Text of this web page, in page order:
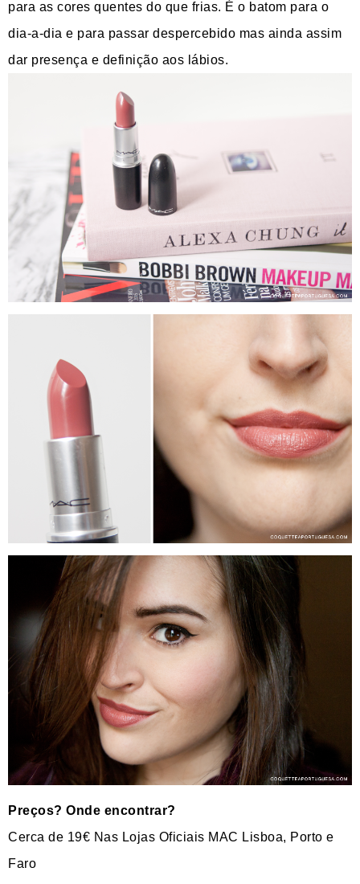
para as cores quentes do que frias. É o batom para o
dia-a-dia e para passar despercebido mas ainda assim
dar presença e definição aos lábios.
Preços? Onde encontrar?
Cerca de 19€ Nas Lojas Oficiais MAC Lisboa, Porto e
Faro